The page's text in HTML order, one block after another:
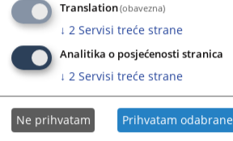
Translation(obavezna)
↓ 2 Servisi treće strane
Analitika o posjećenosti stranica
↓ 2 Servisi treće strane
Ne prihvatam Prihvatam odabrane